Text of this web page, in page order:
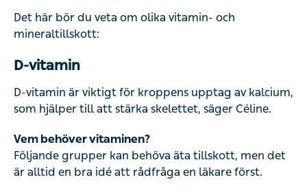
Det här bör du veta om olika vitamin- och
mineraltillskott:
D-vitamin
D-vitamin är viktigt för kroppens upptag av kalcium,
som hjälper till att stärka skelettet, säger Céline.
Vem behöver vitaminen?
Följande grupper kan behöva äta tillskott, men det
är alltid en bra idé att rådfråga en läkare först.